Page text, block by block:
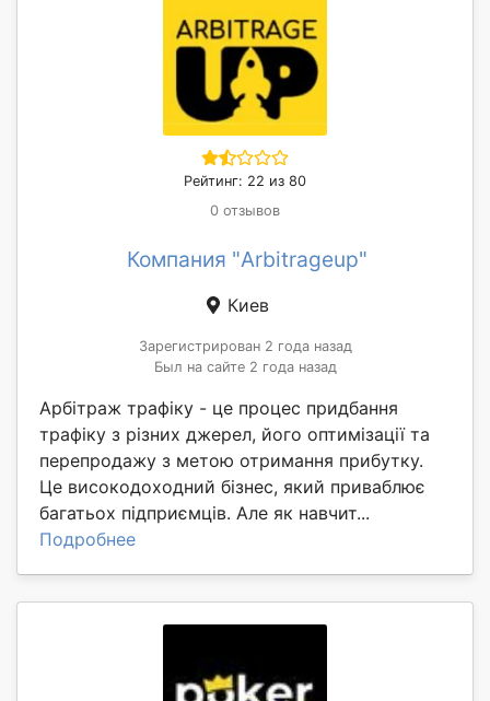
Рейтинг: 22 из 80
0 отзывов
Компания "Arbitrageuр"
Киев
Зарегистрирован 2 года назад
Был на сайте 2 года назад
Арбітраж трафіку - це процес придбання
трафіку з різних джерел, його оптимізації та
перепродажу з метою отримання прибутку.
Це високодоходний бізнес, який приваблює
багатьох підприємців. Але як навчит...
Подробнее